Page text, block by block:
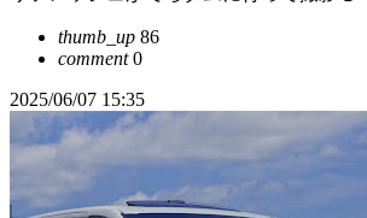
thumb_up 86
comment0
2025/06/07 15:35